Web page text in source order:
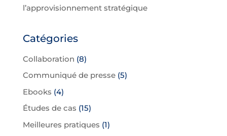
l’approvisionnement stratégique
Catégories
Collaboration (8)
Communiqué de presse(5)
Ebooks (4)
Études de cas (15)
Meilleures pratiques (1)